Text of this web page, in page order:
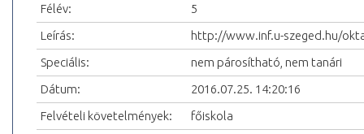
Félév:
5
Leírás:
http://www.inf.u-szeged.hu/
Speciális:
nem párosítható, nem tanári
Dátum:
2016.07.25. 14:20:16
Felvételi követelmények:
főiskola